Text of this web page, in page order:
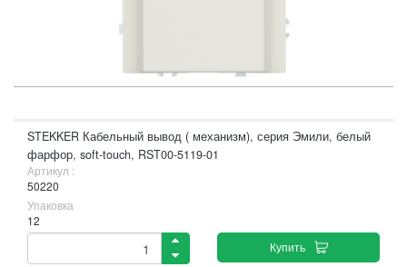
STEKKER Кабельный вывод ( механизм), серия Эмили, белый
фарфор, soft-touch, RST00-5119-01
Артикул :
50220
Упаковка
12
Купить